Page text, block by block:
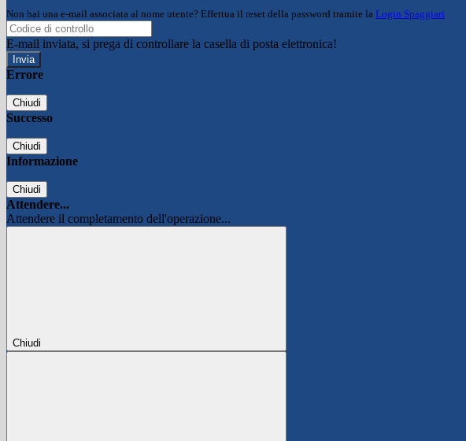
Non hai una e-mail associata al nome utente? Effettua il reset della password tramite la Login Spaggiari
E-mail inviata, si prega di controllare la casella di posta elettronica!
Errore
Chiudi
Successo
Chiudi
Informazione
Chiudi
Attendere...
Attendere il completamento dell'operazione...
Chiudi